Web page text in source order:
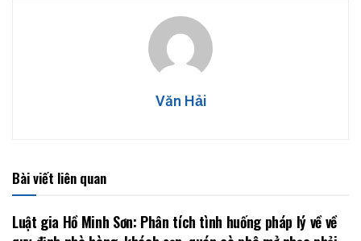
Văn Hải
Bài viết liên quan
Luật gia Hồ Minh Sơn: Phân tích tình huống pháp lý về về